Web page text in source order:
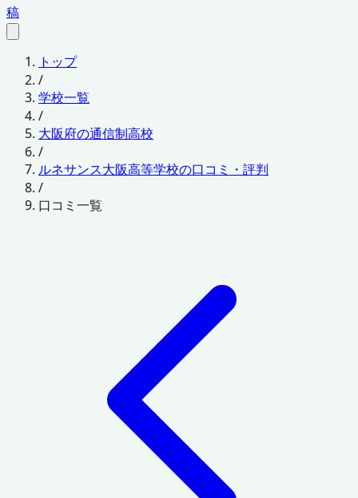
稿
トップ
/
学校一覧
/
大阪府の通信制高校
/
ルネサンス大阪高等学校の口コミ・評判
/
口コミ一覧